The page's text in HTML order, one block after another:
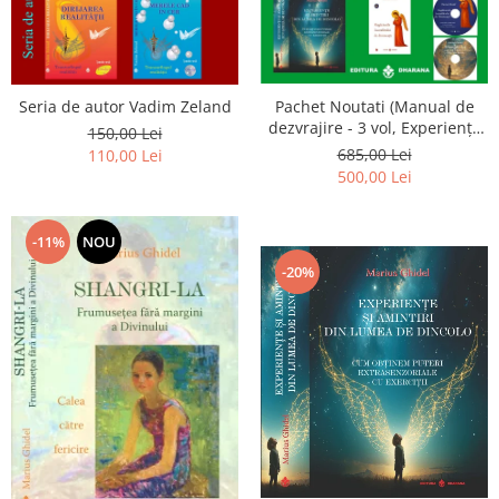
Seria de autor Vadim Zeland
150,00 Lei
110,00 Lei
Pachet Noutati (Manual de
dezvrajire - 3 vol, Experiențe
și amintiri, Rugăciunile
Luceafarului de dimineata) -
Marius Ghidel
685,00 Lei
500,00 Lei
-11%
NOU
-20%